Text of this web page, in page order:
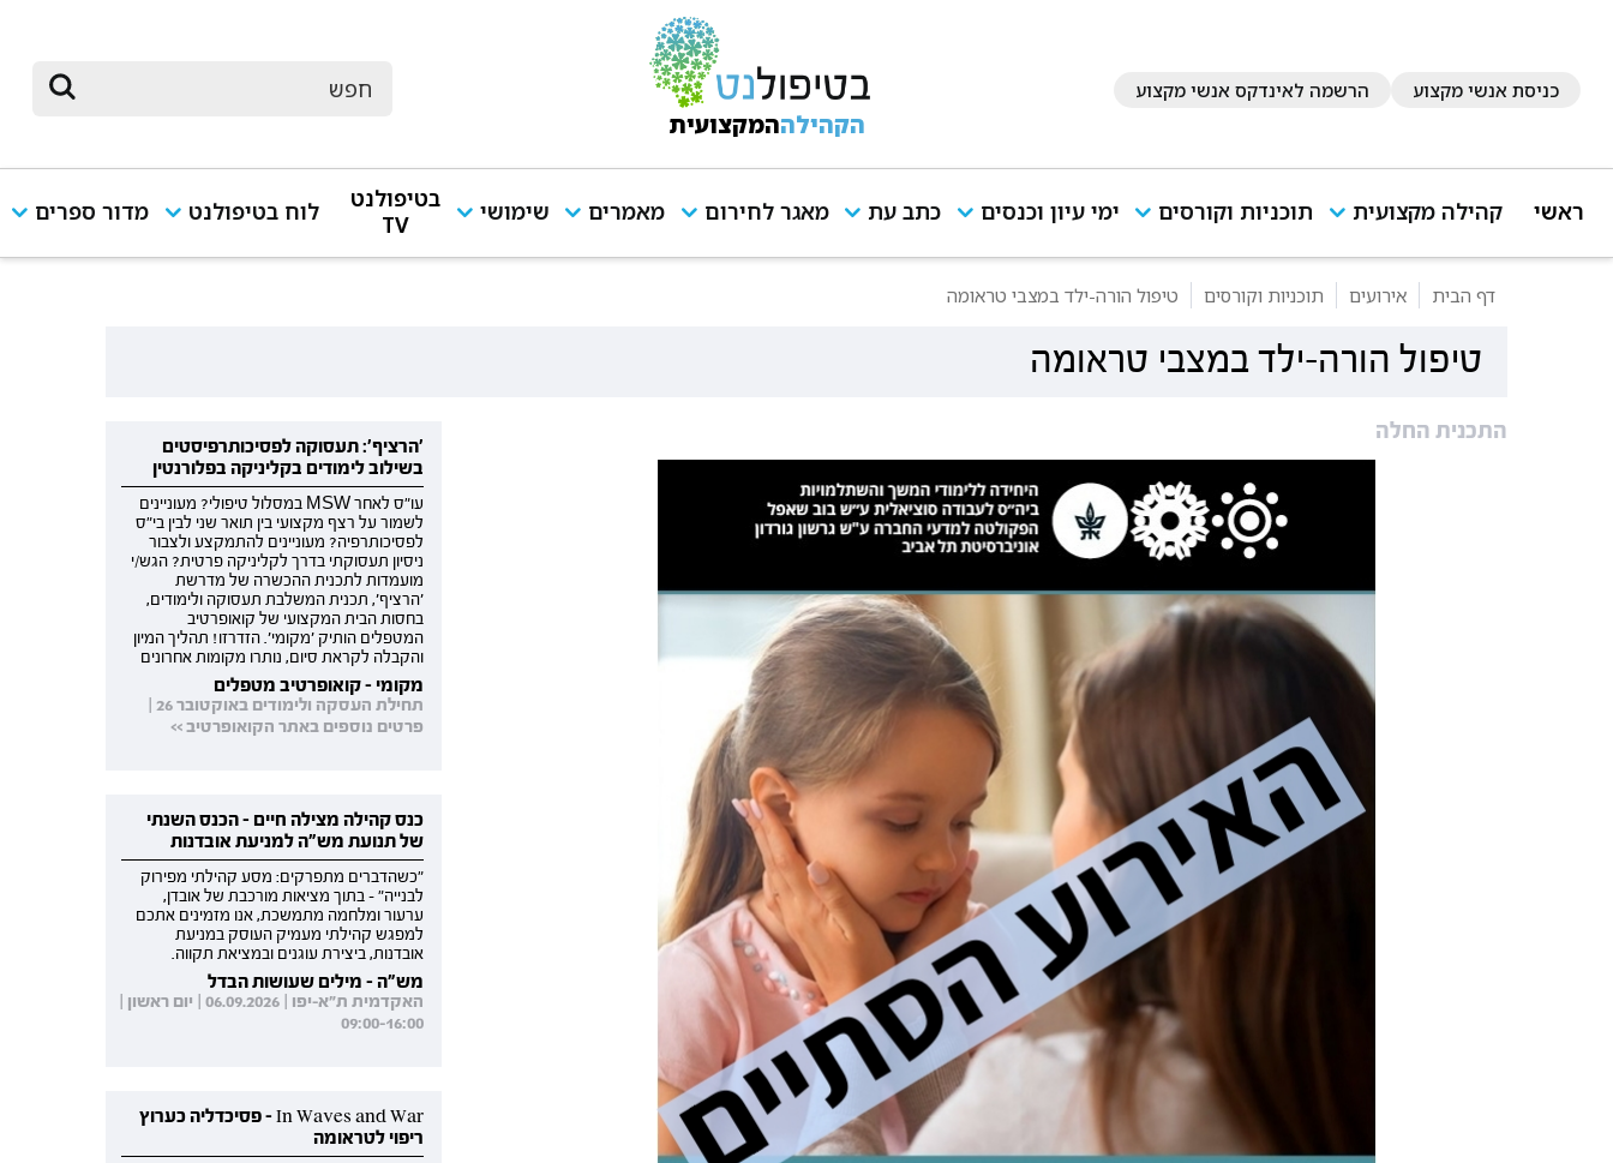
כניסת אנשי מקצוע הרשמה לאינדקס אנשי מקצוע
הקהילההמקצועית
ראשי קהילה מקצועית תוכניות וקורסים ימי עיון וכנסים כתב עת מאגר לחירום מאמרים שימושי
בטיפולנט
TV
לוח בטיפולנט מדור ספרים
דף הבית אירועים תוכניות וקורסים טיפול הורה-ילד במצבי טראומה
טיפול הורה-ילד במצבי טראומה
התכנית החלה
'הרציף': תעסוקה לפסיכותרפיסטים
בשילוב לימודים בקליניקה בפלורנטין
עו"ס לאחר MSW במסלול טיפולי? מעוניינים
לשמור על רצף מקצועי בין תואר שני לבין בי"ס
לפסיכותרפיה? מעוניינים להתמקצע ולצבור
ניסיון תעסוקתי בדרך לקליניקה פרטית? הגש/י
מועמדות לתכנית ההכשרה של מדרשת
'הרציף', תכנית המשלבת תעסוקה ולימודים,
בחסות הבית המקצועי של קואופרטיב
המטפלים הותיק 'מקומי'. הזדרזו! תהליך המיון
והקבלה לקראת סיום, נותרו מקומות אחרונים
מקומי - קואופרטיב מטפלים
תחילת העסקה ולימודים באוקטובר 26 |
פרטים נוספים באתר הקואופרטיב >>
כנס קהילה מצילה חיים - הכנס השנתי
של תנועת מש"ה למניעת אובדנות
"כשהדברים מתפרקים: מסע קהילתי מפירוק
לבנייה" - בתוך מציאות מורכבת של אובדן,
ערעור ומלחמה מתמשכת, אנו מזמינים אתכם
למפגש קהילתי מעמיק העוסק במניעת
אובדנות, ביצירת עוגנים ובמציאת תקווה.
מש"ה - מילים שעושות הבדל
האקדמית ת"א-יפו | 06.09.2026 | יום ראשון |
09:00-16:00
In Waves and War - פסיכדליה כערוץ
ריפוי לטראומה